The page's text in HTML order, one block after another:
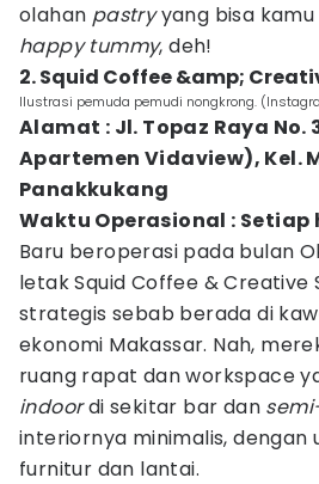
olahan pastryyang bisa kamu
happy tummy, deh!
2. Squid Coffee &amp;
Ilustrasi pemuda pemudi nongkrong.
Alamat : Jl. Topaz Raya No.
Apartemen Vidaview), Kel.
Panakkukang
Waktu Operasional : Setiap
Baru beroperasi pada bulan
letak Squid Coffee & Creative
strategis sebab berada di
ekonomi Makassar. Nah,
ruang rapat dan workspace
indoordi sekitar bar dan
interiornya minimalis, dengan
furnitur dan lantai.